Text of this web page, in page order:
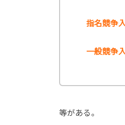
指名競争
一般競争
等がある。